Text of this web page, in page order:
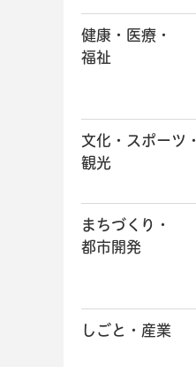
健康・医療・
福祉
文化・スポーツ・
観光
まちづくり・
都市開発
しごと・産業